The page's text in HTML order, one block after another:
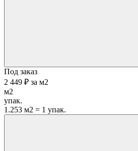
Под заказ
2 449 ₽ за м2
м2
упак.
1.253 м2 = 1 упак.